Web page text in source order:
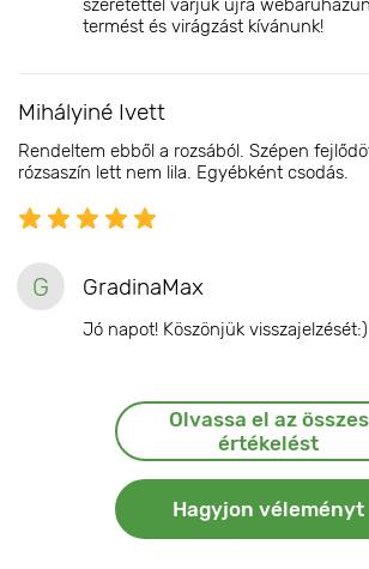
szeretettel várjuk újra
termést és virágzást kívánunk!
Mihályiné Ivett
Rendeltem ebből a rozsából. Szépen
rózsaszín lett nem lila. Egyébként csodás.
G GradinaMax
Jó napot! Köszönjük visszajelzését:)
Olvassa el az összes
értékelést
Hagyjon véleményt